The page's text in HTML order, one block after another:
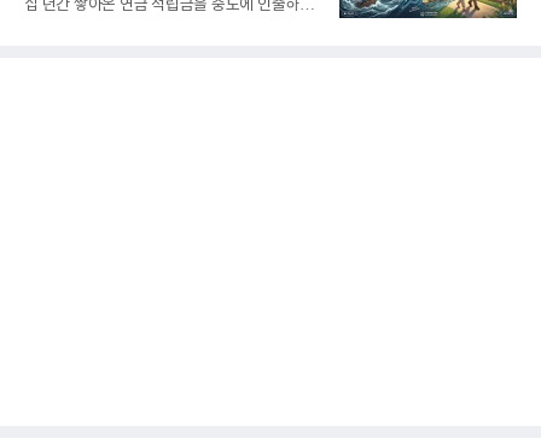
십 년간 쌓아온 연금 적립금을 중도에 인출하거